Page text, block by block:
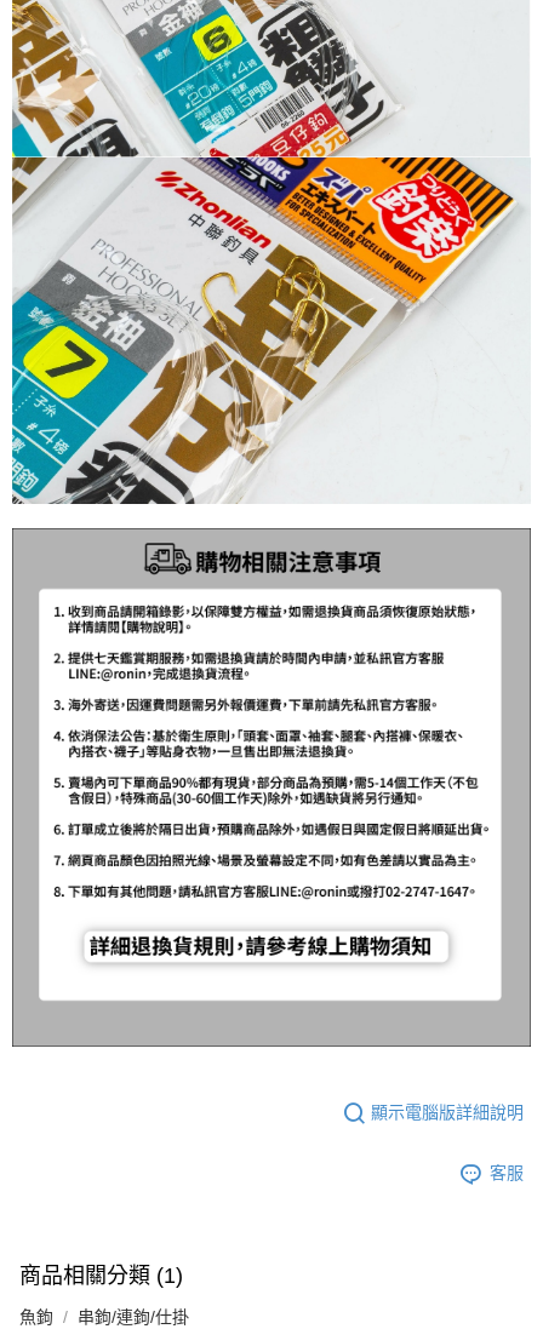
【注意事項】
１．透過由恩沛科技股份有限公司提供之「AFTEE先享後付」服務完成之交
易，需依本服務之必要範圍內提供個人資料，並將交易相關給付款項請求債
權轉讓予恩沛科技股份有限公司。
２．關於個人資料處理事宜，請瀏覽以下網址：
https://aftee.tw/terms/#terms3
３．未成年的使用者請事先徵得法定代理人或監護人之同意方可使用
「AFTEE先享後付」，若未經同意申辦者引起之損失，本公司不負相關責
任。
４．使用「AFTEE先享後付」時，將依據個別帳號之用戶狀況，依本公司即
時審查核予不同之上限額度；若仍有額度不足之情形，本公司將視審查結果
請求用戶進行身份認證。
５．嚴禁一人註冊多個帳號或使用他人資訊註冊。若發現惡意使用之情形，
恩沛科技股份有限公司將有權停止該用戶之使用額度並採取法律行動。
每筆NT$60，滿NT$1,200(含以上)免運費
一般宅配（門市自取請勿下單，請聯繫客服）
每筆NT$100，滿NT$2,000(含以上)免運費
離島一般宅配
每筆NT$200，滿NT$2,000(含以上)免運費
貨到付款（門市自取請勿下單，請聯繫客服）
每筆NT$200，滿NT$3,000(含以上)免運費
國家/地區配送(**下單前請私訊客服確認實際運費(運費另
計)，訂單才得以成立**)
顯示電腦版詳細說明
客服
商品相關分類 (1)
魚鉤 串鉤/連鉤/仕掛